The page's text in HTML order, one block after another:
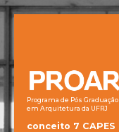
Programa de Pós Graduação
em Arquitetura da UFRJ
conceito 7 CAPES